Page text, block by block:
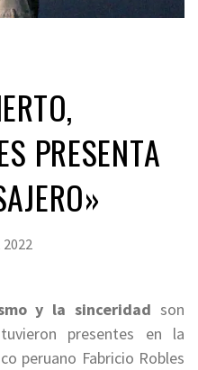
PRESENTA
y la sinceridad son
presentes en la
peruano Fabricio Robles